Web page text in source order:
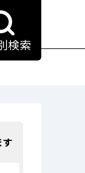
検索